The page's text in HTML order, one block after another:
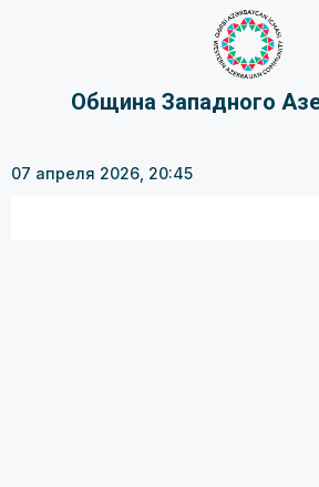
Община Западного
07 апреля 2026, 20:45